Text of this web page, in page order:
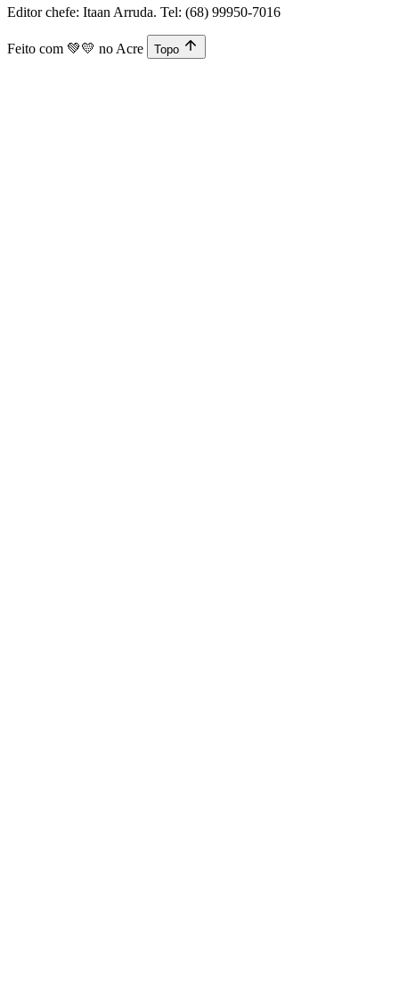
Editor chefe: Itaan Arruda. Tel: (68) 99950-7016
Feito com 💚💛 no Acre Topo